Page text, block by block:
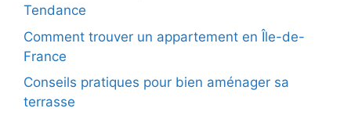
Tendance
Comment trouver un appartement en Île-de-
France
Conseils pratiques pour bien aménager sa
terrasse